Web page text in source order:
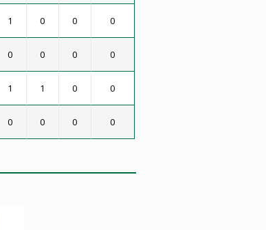
1 0 0 0
0 0 0 0
1 1 0 0
0 0 0 0